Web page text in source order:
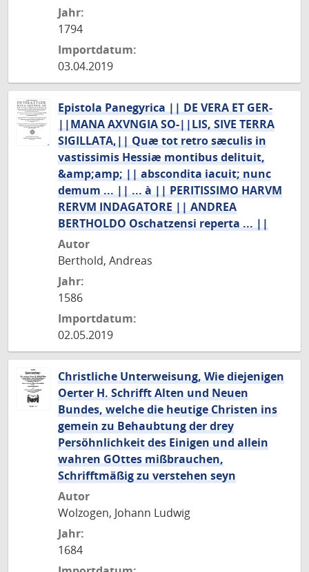
Jahr:
1794
Importdatum:
03.04.2019
Epistola Panegyrica || DE VERA ET GER-
||MANA AXVNGIA SO-||LIS, SIVE TERRA
SIGILLATA,|| Quæ tot retro sæculis in
vastissimis Hessiæ montibus delituit,
&amp;amp; || abscondita iacuit; nunc
demum ... || ... à || PERITISSIMO HARVM
RERVM INDAGATORE || ANDREA
BERTHOLDO Oschatzensi reperta ... ||
Autor
Berthold, Andreas
Jahr:
1586
Importdatum:
02.05.2019
Christliche Unterweisung, Wie diejenigen
Oerter H. Schrifft Alten und Neuen
Bundes, welche die heutige Christen ins
gemein zu Behaubtung der drey
Persöhnlichkeit des Einigen und allein
wahren GOttes mißbrauchen,
Schrifftmäßig zu verstehen seyn
Autor
Wolzogen, Johann Ludwig
Jahr:
1684